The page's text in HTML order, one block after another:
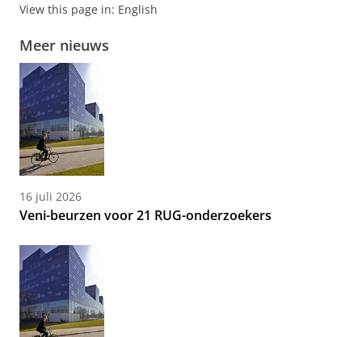
View this page in: English
Meer nieuws
16 juli 2026
Veni-beurzen voor 21 RUG-onderzoekers